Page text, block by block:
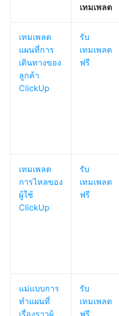
เทมเพลต
เทมเพลต
แผนที่การ
เดินทางของ
ลูกค้า
ClickUp
รับ
เทมเพลต
ฟรี
เทมเพลต
การไหลของ
ผู้ใช้
ClickUp
รับ
เทมเพลต
ฟรี
แม่แบบการ
ทำแผนที่
เรื่องราวผู้
รับ
เทมเพลต
ฟรี